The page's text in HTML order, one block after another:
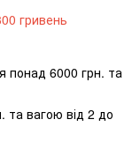
гривень
понад 6000 грн. та
та вагою від 2 до